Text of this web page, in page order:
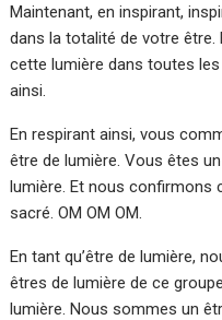
Maintenant, en inspirant,
dans la totalité de votre être.
cette lumière dans toutes
ainsi.
En respirant ainsi, vous
être de lumière. Vous êtes
lumière. Et nous confirmons
sacré. OM OM OM.
En tant qu’être de lumière,
êtres de lumière de ce
lumière. Nous sommes un